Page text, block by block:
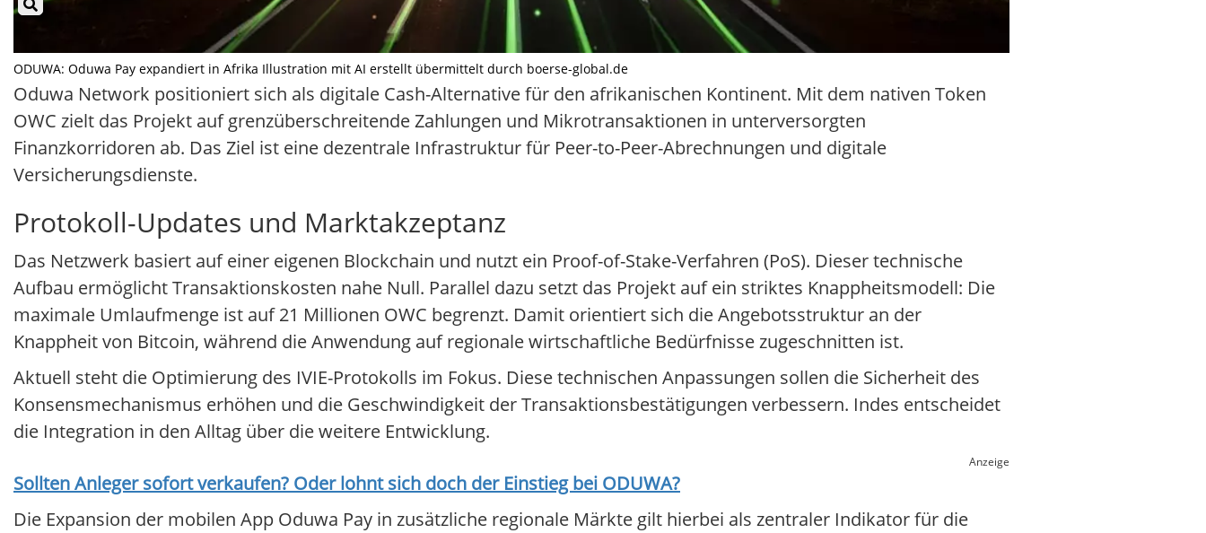
ODUWA: Oduwa Pay expandiert in Afrika Illustration mit AI erstellt übermittelt durch boerse-global.de
Oduwa Network positioniert sich als digitale Cash-Alternative für den afrikanischen Kontinent. Mit dem nativen Token
OWC zielt das Projekt auf grenzüberschreitende Zahlungen und Mikrotransaktionen in unterversorgten
Finanzkorridoren ab. Das Ziel ist eine dezentrale Infrastruktur für Peer-to-Peer-Abrechnungen und digitale
Versicherungsdienste.
Protokoll-Updates und Marktakzeptanz
Das Netzwerk basiert auf einer eigenen Blockchain und nutzt ein Proof-of-Stake-Verfahren (PoS). Dieser technische
Aufbau ermöglicht Transaktionskosten nahe Null. Parallel dazu setzt das Projekt auf ein striktes Knappheitsmodell: Die
maximale Umlaufmenge ist auf 21 Millionen OWC begrenzt. Damit orientiert sich die Angebotsstruktur an der
Knappheit von Bitcoin, während die Anwendung auf regionale wirtschaftliche Bedürfnisse zugeschnitten ist.
Aktuell steht die Optimierung des IVIE-Protokolls im Fokus. Diese technischen Anpassungen sollen die Sicherheit des
Konsensmechanismus erhöhen und die Geschwindigkeit der Transaktionsbestätigungen verbessern. Indes entscheidet
die Integration in den Alltag über die weitere Entwicklung.
Anzeige
Sollten Anleger sofort verkaufen? Oder lohnt sich doch der Einstieg bei ODUWA?
Die Expansion der mobilen App Oduwa Pay in zusätzliche regionale Märkte gilt hierbei als zentraler Indikator für die